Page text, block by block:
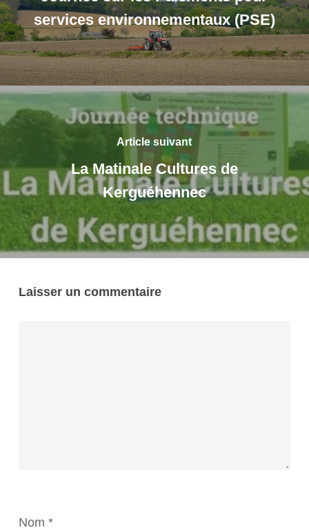
services environnementaux (PSE)
Article suivant
La Matinale Cultures de
Kerguéhennec
Laisser un commentaire
Nom *